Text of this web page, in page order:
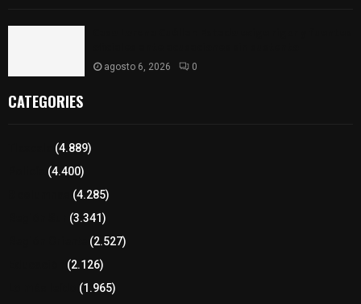
agosto 6, 2026 0
CATEGORIES
(4.889)
(4.400)
(4.285)
(3.341)
(2.527)
(2.126)
(1.965)